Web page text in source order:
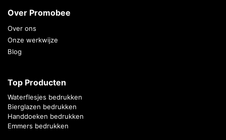
Over Promobee
Over ons
Onze werkwijze
Blog
Top Producten
Waterflesjes bedrukken
Bierglazen bedrukken
Handdoeken bedrukken
Emmers bedrukken